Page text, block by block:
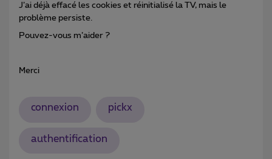
J’ai déjà effacé les cookies et réinitialisé la TV, mais le
problème persiste.
Pouvez-vous m’aider ?
Merci
connexion pickx
authentification